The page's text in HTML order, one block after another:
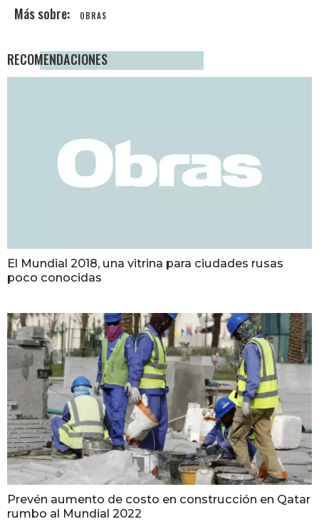
OBRAS
RECOMENDACIONES
El Mundial 2018, una vitrina para ciudades rusas
poco conocidas
Prevén aumento de costo en construcción en Qatar
rumbo al Mundial 2022